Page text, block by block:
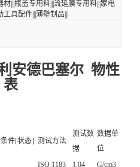
材|||瓶盖专用料|||流延膜专用料|||家电
工具配件|||薄壁制品|||
安德巴塞尔 物性
表
件[状态] 测试方法
测试数
据
数据单
位
ISO 1183 1.04 G/cm3